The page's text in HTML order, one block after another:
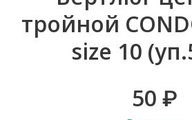
тройной
size 10
50 ₽